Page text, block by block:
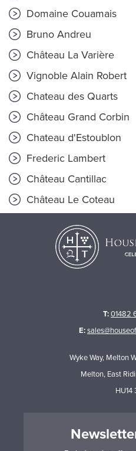
Domaine Couamais
Bruno Andreu
Château La Varière
Vignoble Alain Robert
Chateau des Quarts
Château Grand Corbin
Chateau d'Estoublon
Frederic Lambert
Château Cantillac
Château Le Coteau
T:01482
E:
Wyke Way, Melton
Melton, East
HU14